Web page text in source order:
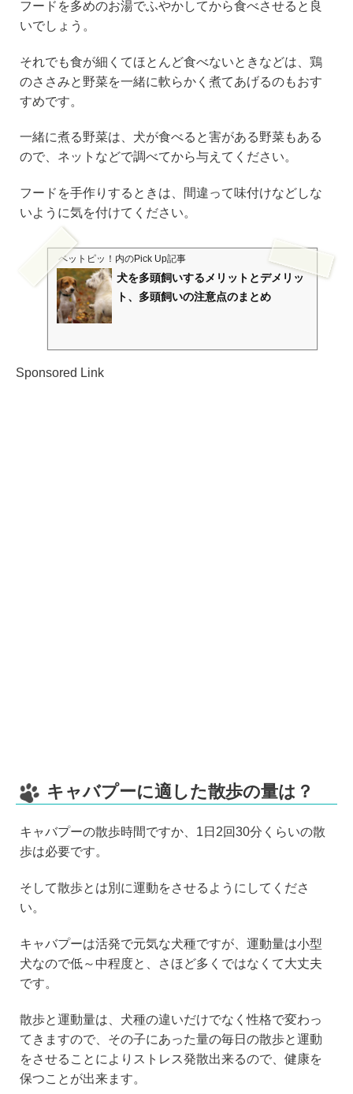
フードを多めのお湯でふやかしてから食べさせると良
いでしょう。
それでも食が細くてほとんど食べないときなどは、鶏
のささみと野菜を一緒に軟らかく煮てあげるのもおす
すめです。
一緒に煮る野菜は、犬が食べると害がある野菜もある
ので、ネットなどで調べてから与えてください。
フードを手作りするときは、間違って味付けなどしな
いように気を付けてください。
ペットピッ！ 内のPick Up記事
犬を多頭飼いするメリットとデメリッ
ト、多頭飼いの注意点のまとめ
Sponsored Link
キャバプーに適した散歩の量は？
キャバプーの散歩時間ですか、1日2回30分くらいの散
歩は必要です。
そして散歩とは別に運動をさせるようにしてくださ
い。
キャバプーは活発で元気な犬種ですが、運動量は小型
犬なので低～中程度と、さほど多くではなくて大丈夫
です。
散歩と運動量は、犬種の違いだけでなく性格で変わっ
てきますので、その子にあった量の毎日の散歩と運動
をさせることによりストレス発散出来るので、健康を
保つことが出来ます。